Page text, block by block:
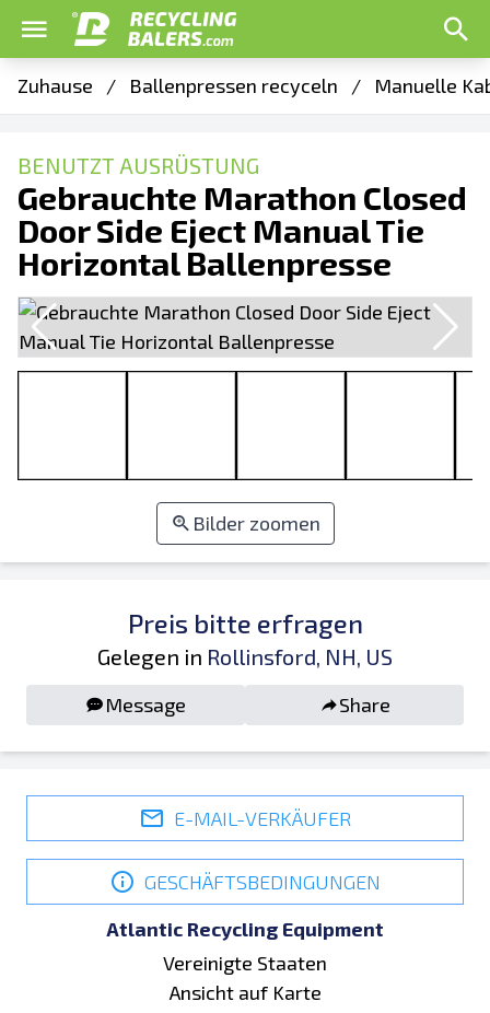
Zuhause / Ballenpressen recyceln / Manuelle
BENUTZT AUSRÜSTUNG
Gebrauchte Marathon Closed
Door Side Eject Manual Tie
Horizontal Ballenpresse
Bilder zoomen
Preis bitte erfragen
Gelegen in Rollinsford, NH, US
Message Share
E-MAIL-VERKÄUFER
GESCHÄFTSBEDINGUNGEN
Atlantic Recycling Equipment
Vereinigte Staaten
Ansicht auf Karte